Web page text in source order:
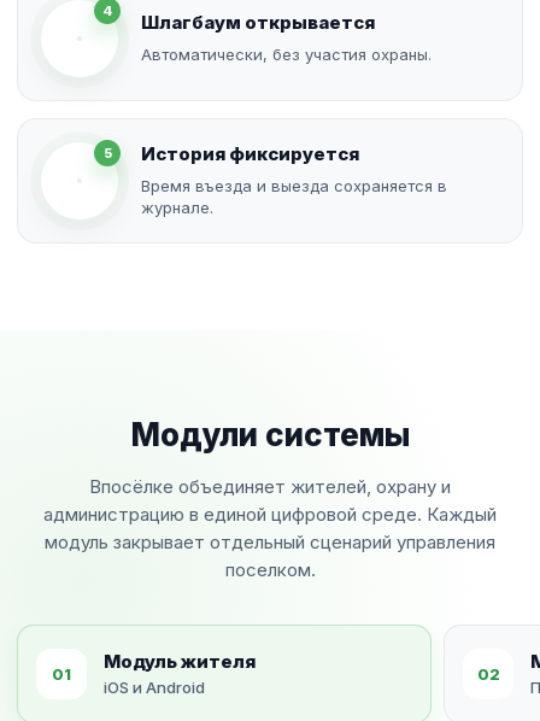
4
Шлагбаум открывается
Автоматически, без участия охраны.
5 История фиксируется
Время въезда и выезда сохраняется в
журнале.
Модули системы
Впосёлке объединяет жителей, охрану и
администрацию в единой цифровой среде. Каждый
модуль закрывает отдельный сценарий управления
поселком.
01
Модуль жителя
iOS и Android
02